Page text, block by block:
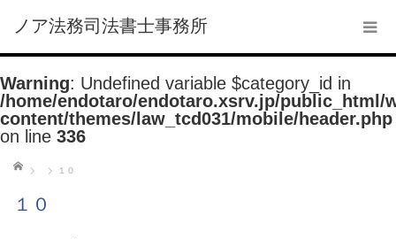
ノア法務司法書士事務所
Warning: Undefined variable $category_id in
/home/endotaro/endotaro.xsrv.jp/public_html/
content/themes/law_tcd031/mobile/header.php
on line 336
ホーム
１０
１０